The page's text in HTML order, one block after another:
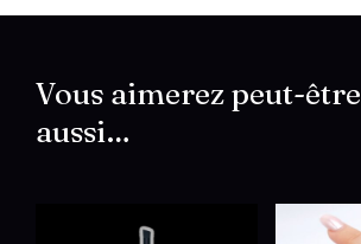
Vous aimerez peut-être
aussi…